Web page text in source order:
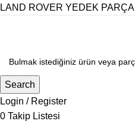
LAND ROVER YEDEK PARÇA
Search
Login / Register
0 Takip Listesi